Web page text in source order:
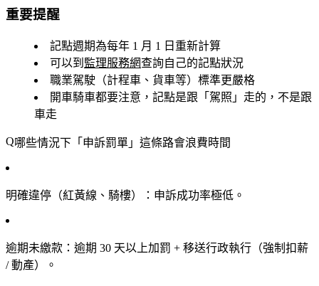
重要提醒
記點週期為每年 1 月 1 日 重新計算
可以到 監理服務網查詢自己的記點狀況
職業駕駛（計程車、貨車等）標準更嚴格
開車騎車都要注意，記點是跟「駕照」走的，不是跟
車走
哪些情況下「申訴罰單」這條路會浪費時間
明確違停（紅黃線、騎樓） ：申訴成功率極低。
逾期未繳款 ：逾期 30 天以上加罰 + 移送行政執行（強制扣薪
/ 動產）。